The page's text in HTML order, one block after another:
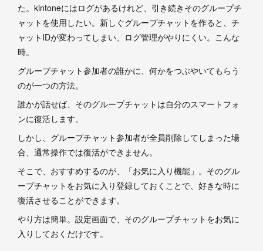
た。kintoneにはログがあるけれど、引き続きそのグループチ
ャットを使用したい。新しぐグループチャットを作ると、チ
ャットIDが変わってしまい、ログ管理がやりにくい。こんな
時。
グループチャット参加者の誰かに、何かをつぶやいてもらう
のが一つの方法。
誰かが話せば、そのグループチャットは自分のスマートフォ
ンに復活します。
しかし、グループチャット参加者が全員削除してしまった場
合、通常操作では復活ができません。
そこで、おすすめするのが、「お気に入り機能」。そのグル
ープチャットをお気に入り登録しておくことで、好きな時に
復活させることができます。
やり方は簡単。設定画面で、そのグループチャットをお気に
入りしておくだけです。